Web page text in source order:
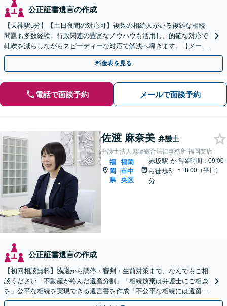
公正証書遺言の作成
【天神駅5分】【土日夜間の対応可】複数の相続人がいる複雑な相続
問題も多数経験。行政関連の豊富なノウハウも活用し、的確な対応で
軋轢を減らしながらスピーディーな対応で解決へ導きます。【メール
／オンライン相談可】
料金表を見る
電話で面談予約 メールで面談予約
佐渡 麻奈美 弁護士
弁護士法人鬼塚綜合法律事務所 福岡支店
福
岡
県
|
福岡
市中
央区
赤坂駅 か
ら徒歩6
分
営業時間：09:00
~18:00（平日）
公正証書遺言の作成
【初回相談無料】協議から調停・審判・生前対策まで、なんでもご相
談ください「不動産が絡んだ遺産分割」「相続放棄は弁護士にご相談
を」公平な相続を実現できる遺言書を作成「不公平な相続には遺留分
侵害額請求が有効」【夜間・休日相談可】【完全個室相談】